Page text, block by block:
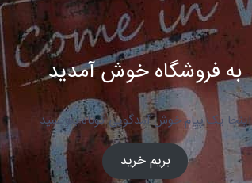
به فروشگاه خوش آمدید
اینجا یک پیام خوش آمدگویی کوتاه بنویسید
بریم خرید